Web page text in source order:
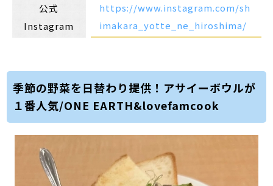
公式
Instagram
https://www.instagram.com/sh
imakara_yotte_ne_hiroshima/
季節の野菜を日替わり提供！アサイーボウルが
１番人気/ONE EARTH&lovefamcook